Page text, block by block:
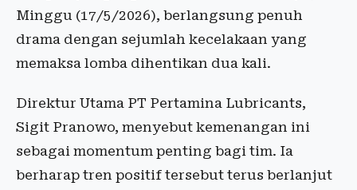
Minggu (17/5/2026), berlangsung penuh
drama dengan sejumlah kecelakaan yang
memaksa lomba dihentikan dua kali.
Direktur Utama PT Pertamina Lubricants,
Sigit Pranowo, menyebut kemenangan ini
sebagai momentum penting bagi tim. Ia
berharap tren positif tersebut terus berlanjut